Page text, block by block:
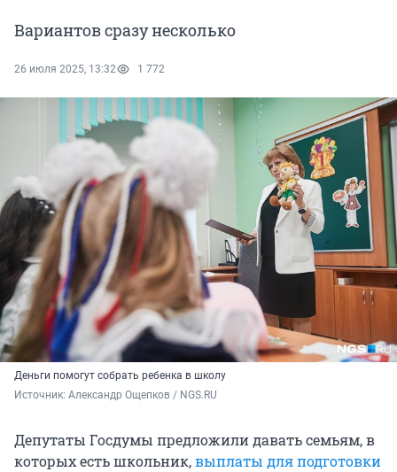
Вариантов сразу несколько
26 июля 2025, 13:32 1 772
Деньги помогут собрать ребенка в школу
Источник: Александр Ощепков / NGS.RU
Депутаты Госдумы предложили давать семьям, в
которых есть школьник,выплаты для подготовки